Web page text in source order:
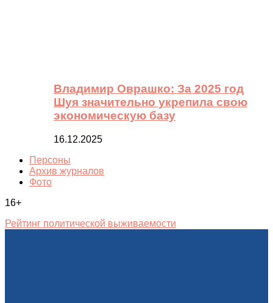
Владимир Оврашко: За 2025 год
Шуя значительно укрепила свою
экономическую базу
16.12.2025
Персоны
Архив журналов
Фото
16+
Рейтинг политической выживаемости